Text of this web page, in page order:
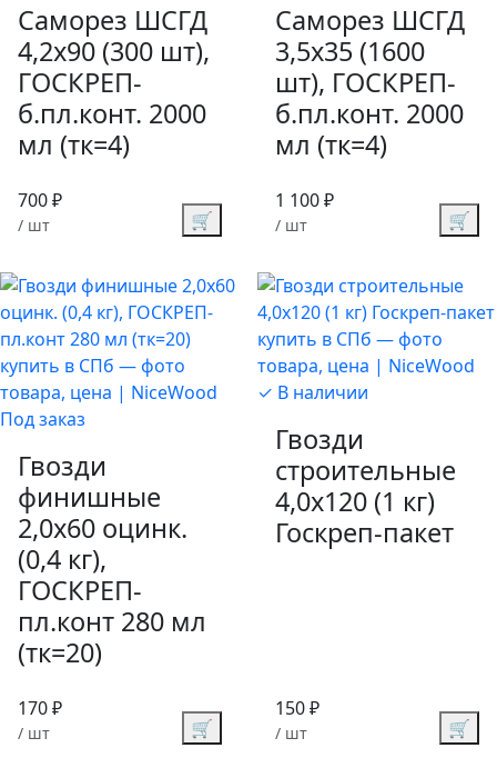
Саморез ШСГД
4,2х90 (300 шт),
ГОСКРЕП-
б.пл.конт. 2000
мл (тк=4)
700 ₽
/ шт 🛒
Саморез ШСГД
3,5х35 (1600
шт), ГОСКРЕП-
б.пл.конт. 2000
мл (тк=4)
1 100 ₽
/ шт 🛒
Под заказ
Гвозди
финишные
2,0х60 оцинк.
(0,4 кг),
ГОСКРЕП-
пл.конт 280 мл
(тк=20)
170 ₽
/ шт 🛒
✓ В наличии
Гвозди
строительные
4,0х120 (1 кг)
Госкреп-пакет
150 ₽
/ шт 🛒